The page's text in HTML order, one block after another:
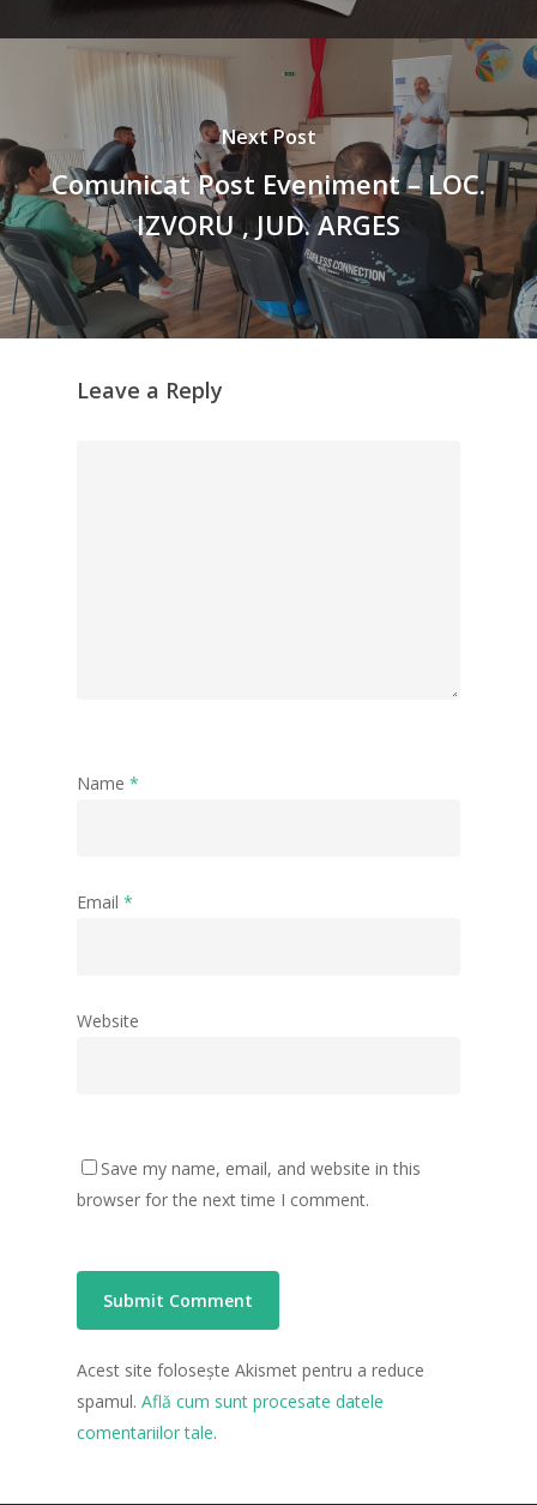
Next Post
Comunicat Post Eveniment – LOC.
IZVORU , JUD. ARGES
Leave a Reply
Name *
Email *
Website
Save my name, email, and website in this
browser for the next time I comment.
Acest site folosește Akismet pentru a reduce
spamul. Află cum sunt procesate datele
comentariilor tale.